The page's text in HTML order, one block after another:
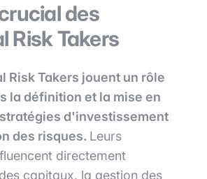
des
Risk Takers
Risk Takers jouent un rôle
la définition et la mise en
d'investissement
des risques. Leurs
directement
capitaux, la gestion des